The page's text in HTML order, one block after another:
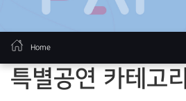
Home
특별공연 카테고리